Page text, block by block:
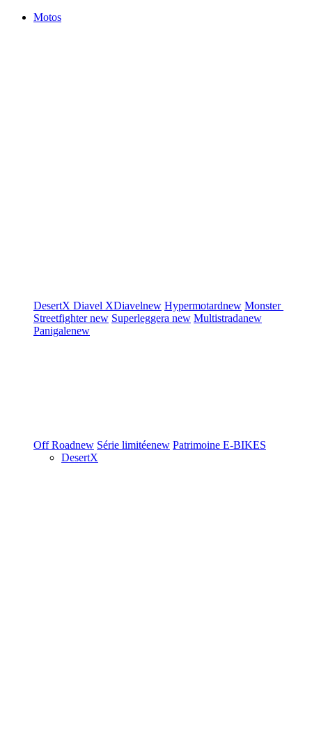
Motos
DesertX Diavel XDiavelnew Hypermotardnew Monster
Streetfighternew Superleggera new Multistradanew
Panigalenew
Off Roadnew Série limitéenew Patrimoine E-BIKES
DesertX